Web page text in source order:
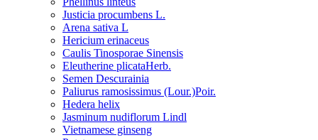
Justicia procumbens L.
Arena sativa L
Hericium erinaceus
Caulis Tinosporae Sinensis
Eleutherine plicataHerb.
Semen Descurainia
Paliurus ramosissimus (Lour.)Poir.
Hedera helix
Jasminum nudiflorum Lindl
Vietnamese ginseng